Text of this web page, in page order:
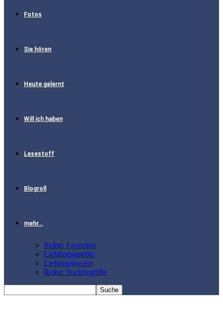
Fotos
Sie hören
Heute gelernt
Will ich haben
Lesestoff
Blogroll
mehr…
Reihe: Favoriten
Lieblingsgetröte
Lieblingstweets
Reihe: Suchbegriffe